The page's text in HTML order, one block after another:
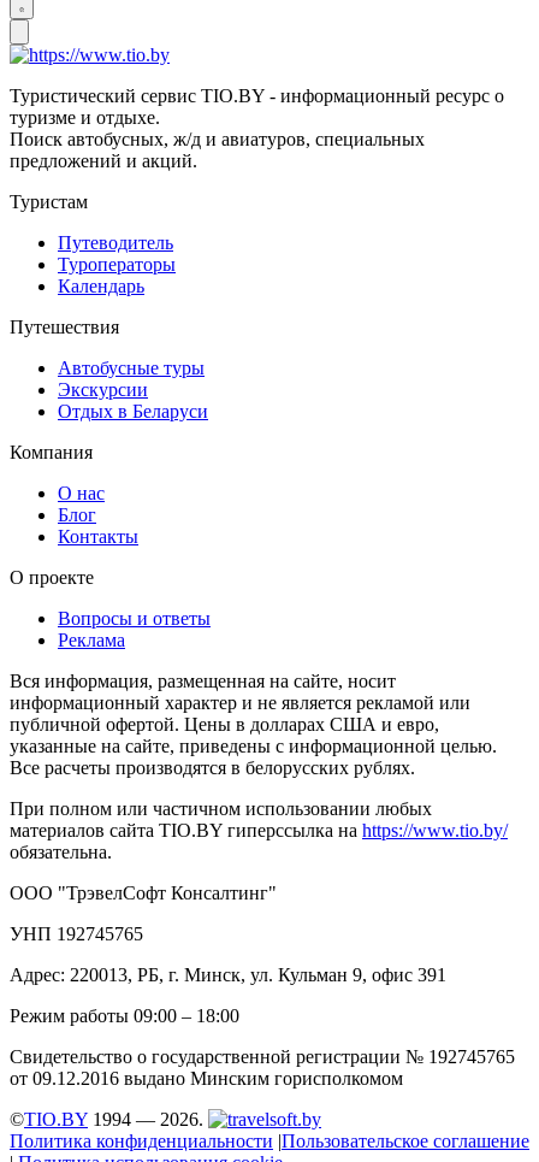
Туристический сервис TIO.BY - информационный ресурс о
туризме и отдыхе.
Поиск автобусных, ж/д и авиатуров, специальных
предложений и акций.
Туристам
Путеводитель
Туроператоры
Календарь
Путешествия
Автобусные туры
Экскурсии
Отдых в Беларуси
Компания
О нас
Блог
Контакты
О проекте
Вопросы и ответы
Реклама
Вся информация, размещенная на сайте, носит
информационный характер и не является рекламой или
публичной офертой. Цены в долларах США и евро,
указанные на сайте, приведены с информационной целью.
Все расчеты производятся в белорусских рублях.
При полном или частичном использовании любых
материалов сайта TIO.BY гиперссылка на https://www.tio.by/
обязательна.
ООО "ТрэвелСофт Консалтинг"
УНП 192745765
Адрес: 220013, РБ, г. Минск, ул. Кульман 9, офис 391
Режим работы 09:00 – 18:00
Свидетельство о государственной регистрации № 192745765
от 09.12.2016 выдано Минским горисполкомом
©TIO.BY 1994 — 2026.
Политика конфиденциальности |Пользовательское соглашение